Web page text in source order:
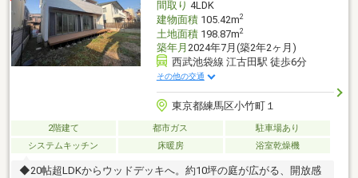
ください♪
間取り 4LDK
建物面積105.42m2
土地面積198.87m2
築年月 2024年7月(築2年2ヶ月)
西武池袋線 江古田駅 徒歩6分
その他の交通
東京都練馬区小竹町１
2階建て 都市ガス
駐車場あり
システムキッチン
床暖房 浴室乾燥機
◆20帖超LDKからウッドデッキへ。約10坪の庭が広がる、開放感